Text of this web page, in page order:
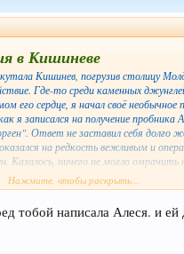
в Кишиневе
Кишинев, погрузив столицу
Где-то среди каменных
его сердце, я начал своё необычное
я записался на получение
Ответ не заставил себя долго
на редкость вежливым и
Казалось, ничего не могло омрачить
Вокруг шумели машины и спешили
мне уединение. Я двинулся на поиски
Нажмите, чтобы раскрыть...
тобой написала Алеся. и ей